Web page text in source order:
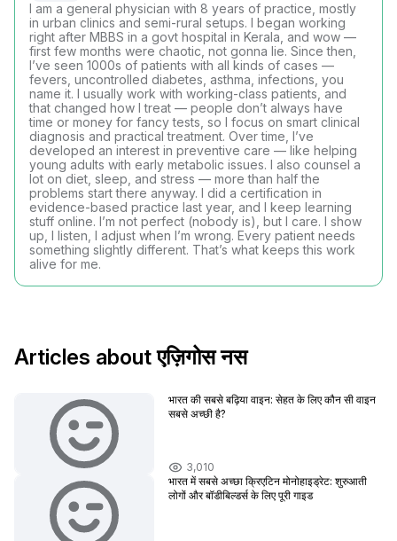
I am a general physician with 8 years of practice, mostly
in urban clinics and semi-rural setups. I began working
right after MBBS in a govt hospital in Kerala, and wow —
first few months were chaotic, not gonna lie. Since then,
I’ve seen 1000s of patients with all kinds of cases —
fevers, uncontrolled diabetes, asthma, infections, you
name it. I usually work with working-class patients, and
that changed how I treat — people don’t always have
time or money for fancy tests, so I focus on smart clinical
diagnosis and practical treatment. Over time, I’ve
developed an interest in preventive care — like helping
young adults with early metabolic issues. I also counsel a
lot on diet, sleep, and stress — more than half the
problems start there anyway. I did a certification in
evidence-based practice last year, and I keep learning
stuff online. I’m not perfect (nobody is), but I care. I show
up, I listen, I adjust when I’m wrong. Every patient needs
something slightly different. That’s what keeps this work
alive for me.
Articles about एज़िगोस नस
भारत की सबसे बढ़िया वाइन: सेहत के लिए कौन सी वाइन
सबसे अच्छी है?
3,010
भारत में सबसे अच्छा क्रिएटिन मोनोहाइड्रेट: शुरुआती
लोगों और बॉडीबिल्डर्स के लिए पूरी गाइड